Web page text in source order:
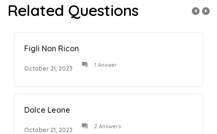
Related Questions
Figli Non Ricon
October 21, 2023 1 Answer
Dolce Leone
October 21, 2023 2 Answers